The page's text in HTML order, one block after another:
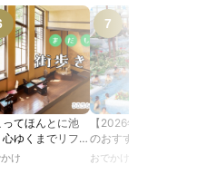
ってほんとに池
ゆくまでリフレ
できる池袋・街
け
【2026年最新】関東
のおすすめの屋内プー
ル人気10選
おでかけ